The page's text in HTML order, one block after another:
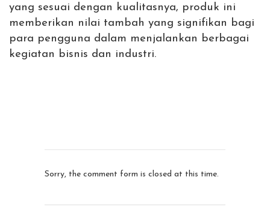
yang sesuai dengan kualitasnya, produk ini
memberikan nilai tambah yang signifikan bagi
para pengguna dalam menjalankan berbagai
kegiatan bisnis dan industri.
Sorry, the comment form is closed at this time.